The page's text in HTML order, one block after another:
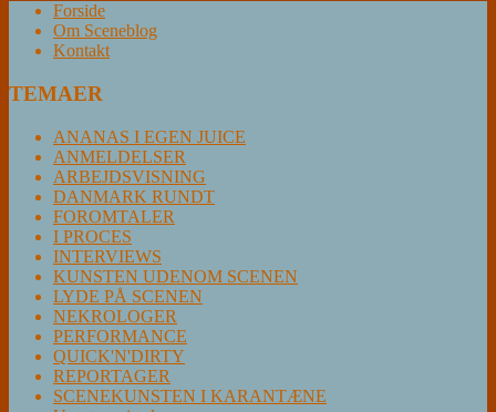
Forside
Om Sceneblog
Kontakt
TEMAER
ANANAS I EGEN JUICE
ANMELDELSER
ARBEJDSVISNING
DANMARK RUNDT
FOROMTALER
I PROCES
INTERVIEWS
KUNSTEN UDENOM SCENEN
LYDE PÅ SCENEN
NEKROLOGER
PERFORMANCE
QUICK'N'DIRTY
REPORTAGER
SCENEKUNSTEN I KARANTÆNE